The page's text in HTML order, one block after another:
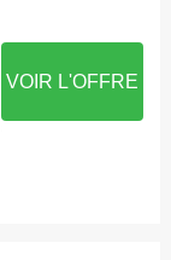
VOIR L'OFFRE